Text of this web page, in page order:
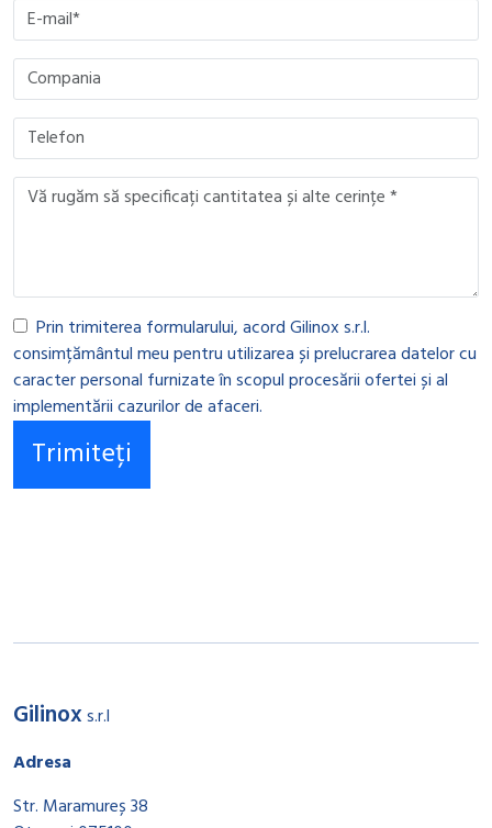
Prin trimiterea formularului, acord Gilinox s.r.l.
consimțământul meu pentru utilizarea și prelucrarea datelor cu
caracter personal furnizate în scopul procesării ofertei și al
implementării cazurilor de afaceri.
Gilinoxs.r.l
Adresa
Str. Maramureș 38